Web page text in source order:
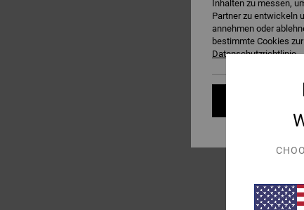
Dani Miller
Frauen Schwarz
Inhalten zu messen,
Partner zu entwickeln
annehmen oder
bestimmte Cookies
Datenschutzrichtlinie